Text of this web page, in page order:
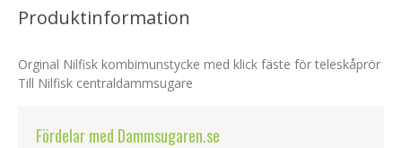
Produktinformation
Orginal Nilfisk kombimunstycke med klick fäste för teleskåprör
Till Nilfisk centraldammsugare
Fördelar med Dammsugaren.se